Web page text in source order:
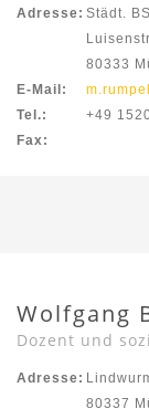
Adresse: Städt.
80333
E-Mail:
Tel.:
+49
Fax:
Wolfgang
Dozent und
Adresse:
80337